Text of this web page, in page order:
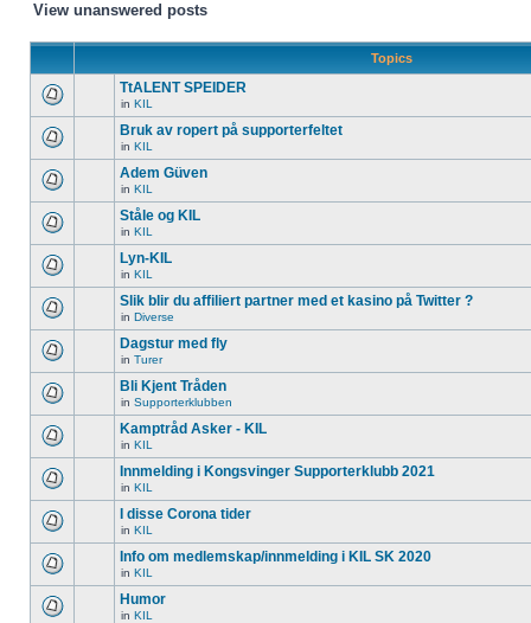
View unanswered posts
Topics
TtALENT SPEIDER
in KIL
Bruk av ropert på supporterfeltet
in KIL
Adem Güven
in KIL
Ståle og KIL
in KIL
Lyn-KIL
in KIL
Slik blir du affiliert partner med et kasino på Twitter ?
in Diverse
Dagstur med fly
in Turer
Bli Kjent Tråden
in Supporterklubben
Kamptråd Asker - KIL
in KIL
Innmelding i Kongsvinger Supporterklubb 2021
in KIL
I disse Corona tider
in KIL
Info om medlemskap/innmelding i KIL SK 2020
in KIL
Humor
in KIL